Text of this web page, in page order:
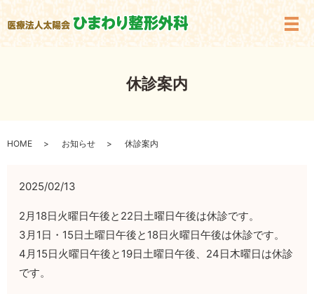
メ
休診案内
HOME お知らせ 休診案内
2025/02/13
2月18日火曜日午後と22日土曜日午後は休診です。
3月1日・15日土曜日午後と18日火曜日午後は休診です。
4月15日火曜日午後と19日土曜日午後、24日木曜日は休診
です。